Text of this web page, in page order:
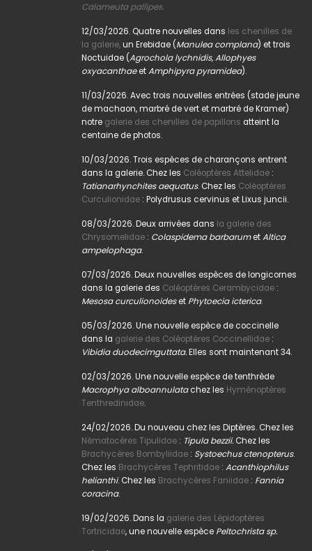
Calameuta pallipes.
12/03/2026. Quatre nouvelles dans les chenilles de
la galerie,un Erebidae (Manulea complana) et trois
Noctuidae (Agrochola lychnidis, Allophyes
oxyacanthaeetAmphipyra pyramidea).
11/03/2026. Avec trois nouvelles entrées (stade jeune
de machaon, marbré de vert et marbré de Kramer)
notre galerie des chenilles de papillons atteint la
centaine de photos.
10/03/2026. Trois espèces de charançons entrent
dans la galerie. Chez les Coléoptères Attelidae :
Tatianarhynchites aequatus. Chez les Coléoptères
Curculionidae : Polydrusus cervinus et Lixus juncii.
08/03/2026. Deux arrivées dans la galerie des
Chrysomelidae : Colaspidema barbarumetAltica
ampelophaga.
07/03/2026. Deux nouvelles espèces de longicornes
dans la galerie des Coléoptères Cerambycidae :
Mesosa curculionoideset Phytoecia icterica.
05/03/2026. Une nouvelle espèce de coccinelle
dans la galerie des Coléoptères Coccinellidae :
Vibidia duodecimguttata.Elles sont maintenant 34.
02/03/2026. Une nouvelle espèce de tenthrède
Macrophya alboannulatachez les Hyménoptères
Tenthredinidae.
24/02/2026. Du nouveau chez les Diptères. Chez les
Nématocères Tipulidae : Tipula bezzii. Chez les
Brachycères Bombyliidae : Systoechus ctenopterus.
Chez les Brachycères Tephritidae : Acanthiophilus
helianthi. Chez les Brachycères Faniidae : Fannia
coracina.
19/02/2026. Dans la galerie des Lépidoptères
Tortricidae, une nouvelle espèce Peltochrista sp.